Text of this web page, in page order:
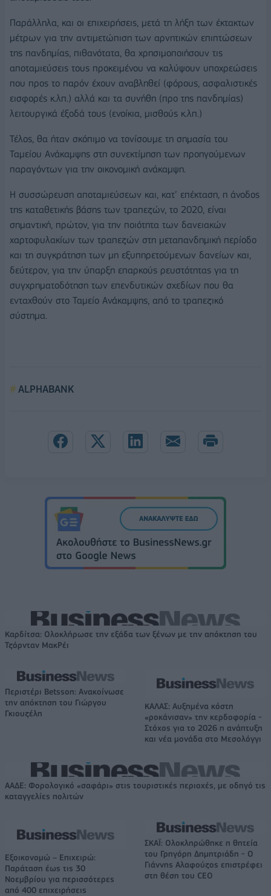
Παράλληλα, και οι επιχειρήσεις, μετά τη λήξη των έκτακτων
μέτρων για την αντιμετώπιση των αρνητικών επιπτώσεων
της πανδημίας, πιθανότατα, θα χρησιμοποιήσουν τις
αποταμιεύσεις τους προκειμένου να καλύψουν υποχρεώσεις
που προς το παρόν έχουν αναβληθεί (φόρους, ασφαλιστικές
εισφορές κ.λπ.) αλλά και τα συνήθη (προ της πανδημίας)
λειτουργικά έξοδά τους (ενοίκια, μισθούς κ.λπ.)
Τέλος, θα ήταν σκόπιμο να τονίσουμε τη σημασία του
Ταμείου Ανάκαμψης στη συνεκτίμηση των προηγούμενων
παραγόντων για την οικονομική ανάκαμψη.
Η συσσώρευση αποταμιεύσεων και, κατ’ επέκταση, η άνοδος
της καταθετικής βάσης των τραπεζών, το 2020, είναι
σημαντική, πρώτον, για την ποιότητα των δανειακών
χαρτοφυλακίων των τραπεζών στη μεταπανδημική περίοδο
και τη συγκράτηση των μη εξυπηρετούμενων δανείων και,
δεύτερον, για την ύπαρξη επαρκούς ρευστότητας για τη
συγχρηματοδότηση των επενδυτικών σχεδίων που θα
ενταχθούν στο Ταμείο Ανάκαμψης, από το τραπεζικό
σύστημα.
ALPHABANK
Καρδίτσα: Ολοκλήρωσε την εξάδα των ξένων με την απόκτηση του
Τζόρνταν ΜακΡέι
Περιστέρι Betsson: Ανακοίνωσε
την απόκτηση του Γιώργου
Γκιουζέλη
ΚΑΛΑΣ: Αυξημένα κόστη
«ροκάνισαν» την κερδοφορία -
Στόχος για το 2026 η ανάπτυξη
και νέα μονάδα στο Μεσολόγγι
ΑΑΔΕ: Φορολογικό «σαφάρι» στις τουριστικές περιοχές, με οδηγό τις
καταγγελίες πολιτών
Εξοικονομώ – Επιχειρώ:
Παράταση έως τις 30
Νοεμβρίου για περισσότερες
από 400 επιχειρήσεις
ΣΚΑΪ: Ολοκληρώθηκε η θητεία
του Γρηγόρη Δημητριάδη - Ο
Γιάννης Αλαφούζος επιστρέφει
στη θέση του CEO